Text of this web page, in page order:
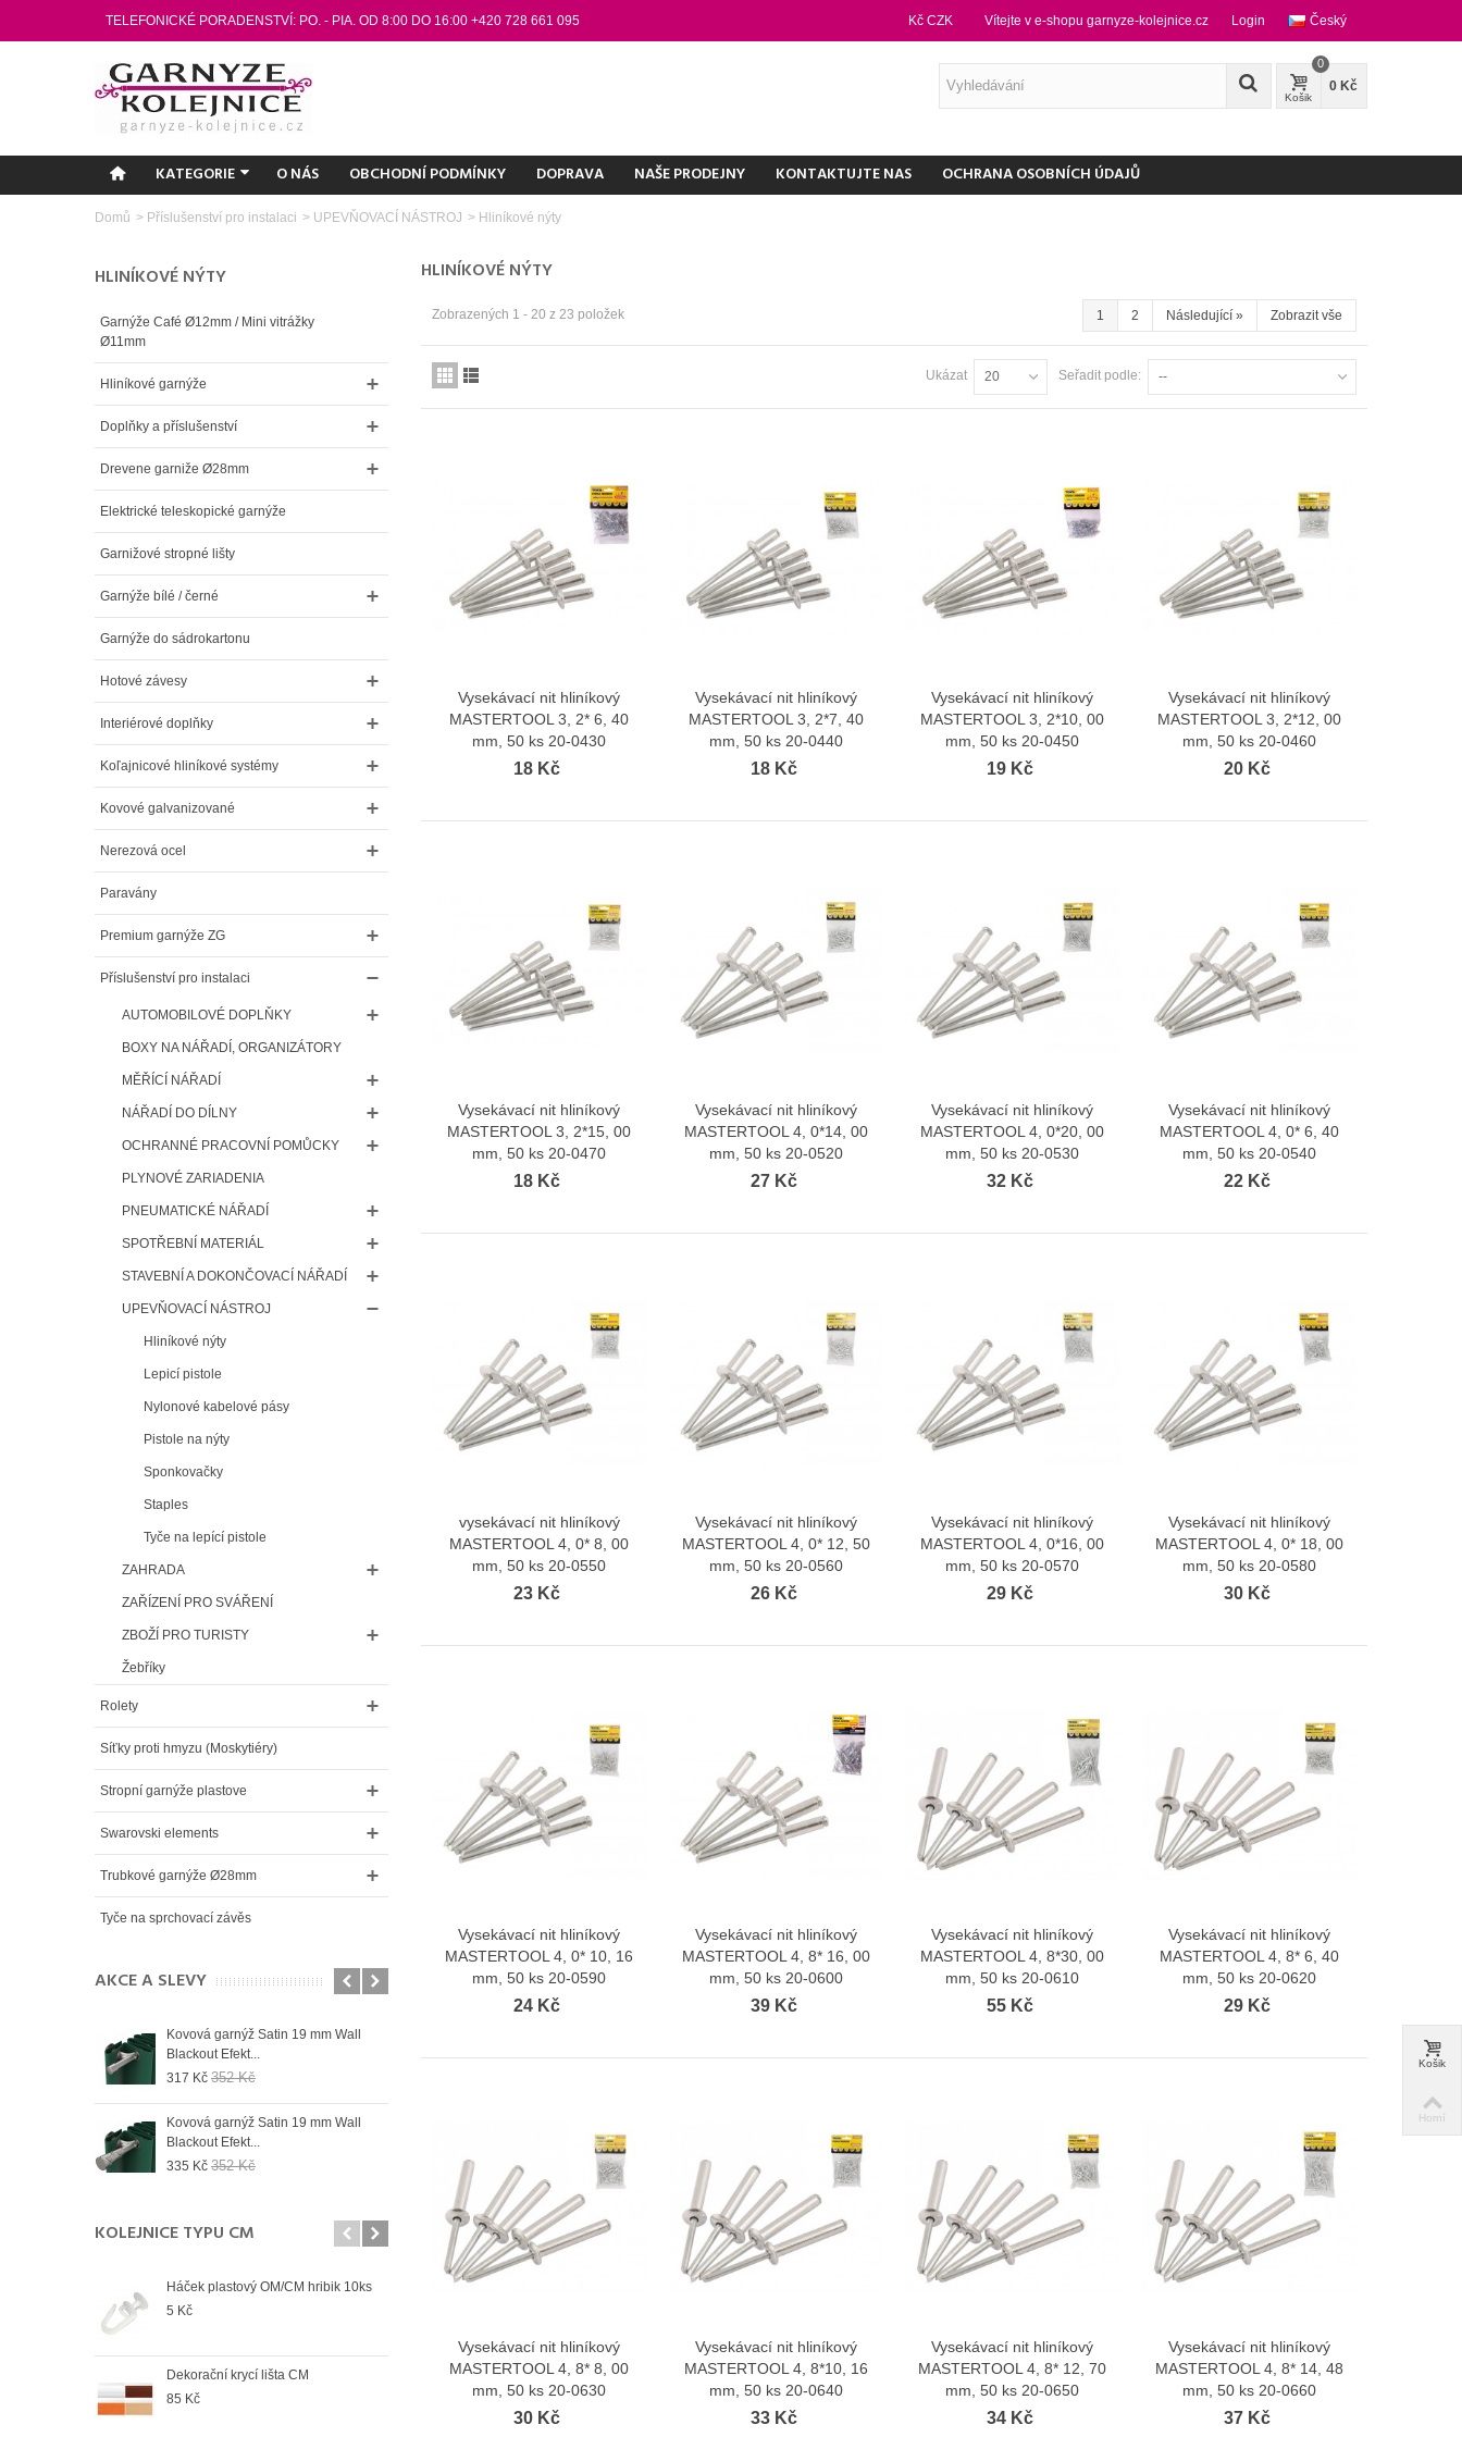
TELEFONICKÉ PORADENSTVÍ: PO. - PIA. OD 8:00 DO 16:00 +420 728 661 095 Český
Vítejte v e-shopu garnyze-kolejnice.cz Login
Kč CZK
Košik
0
0 Kč
KATEGORIE O NÁS OBCHODNÍ PODMÍNKY DOPRAVA NAŠE PRODEJNY KONTAKTUJTE NAS OCHRANA OSOBNÍCH ÚDAJŮ
Domů > Příslušenství pro instalaci > UPEVŇOVACÍ NÁSTROJ > Hliníkové nýty
HLINÍKOVÉ NÝTY
Garnýže Café Ø12mm / Mini vitrážky
Ø11mm
Hliníkové garnýže
Doplňky a příslušenství
Drevene garniže Ø28mm
Elektrické teleskopické garnýže
Garnižové stropné lišty
Garnýže bílé / černé
Garnýže do sádrokartonu
Hotové závesy
Interiérové doplňky
Koľajnicové hliníkové systémy
Kovové galvanizované
Nerezová ocel
Paravány
Premium garnýže ZG
Příslušenství pro instalaci
AUTOMOBILOVÉ DOPLŇKY
BOXY NA NÁŘADÍ, ORGANIZÁTORY
MĚŘÍCÍ NÁŘADÍ
NÁŘADÍ DO DÍLNY
OCHRANNÉ PRACOVNÍ POMŮCKY
PLYNOVÉ ZARIADENIA
PNEUMATICKÉ NÁŘADÍ
SPOTŘEBNÍ MATERIÁL
STAVEBNÍ A DOKONČOVACÍ NÁŘADÍ
UPEVŇOVACÍ NÁSTROJ
Hliníkové nýty
Lepicí pistole
Nylonové kabelové pásy
Pistole na nýty
Sponkovačky
Staples
Tyče na lepící pistole
ZAHRADA
ZAŘÍZENÍ PRO SVÁŘENÍ
ZBOŽÍ PRO TURISTY
Žebříky
Rolety
Síťky proti hmyzu (Moskytiéry)
Stropní garnýže plastove
Swarovski elements
Trubkové garnýže Ø28mm
Tyče na sprchovací závěs
AKCE A SLEVY
Kovová garnýž Satin 19 mm Wall
Blackout Efekt...
317 Kč 352 Kč
Kovová garnýž Satin 19 mm Wall
Blackout Efekt...
335 Kč 352 Kč
Blackout Efekt...
335 Kč
352 Kč
Blackout Efekt...
Blackout Efekt...
335 Kč
352 Kč
Blackout Efekt...
Blackout Efekt...
335 Kč352 Kč
proti hmyzu na...
Roleta plisé extra
KOLEJNICE TYPU CM
Háček plastový OM/CM hribik 10ks
5 Kč
Dekorační krycí lišta CM
85 Kč
Spojka rohová CM trouřadá venkovní
Spojka rohová CM dvouřadá vnitřní
78 Kč
HLINÍKOVÉ NÝTY
1 2 Následující » Zobrazit vše
Zobrazených 1 - 20 z 23 položek
Seřadit podle: --
Ukázat 20
Zobrazit více
Vysekávací nit hliníkový
MASTERTOOL 3, 2* 6, 40
mm, 50 ks 20-0430
18 Kč
Zobrazit více
Vysekávací nit hliníkový
MASTERTOOL 3, 2*7, 40
mm, 50 ks 20-0440
18 Kč
Zobrazit více
Vysekávací nit hliníkový
MASTERTOOL 3, 2*10, 00
mm, 50 ks 20-0450
19 Kč
Zobrazit více
Vysekávací nit hliníkový
MASTERTOOL 3, 2*12, 00
mm, 50 ks 20-0460
20 Kč
Zobrazit více
Vysekávací nit hliníkový
MASTERTOOL 3, 2*15, 00
mm, 50 ks 20-0470
18 Kč
Zobrazit více
Vysekávací nit hliníkový
MASTERTOOL 4, 0*14, 00
mm, 50 ks 20-0520
27 Kč
Zobrazit více
Vysekávací nit hliníkový
MASTERTOOL 4, 0*20, 00
mm, 50 ks 20-0530
32 Kč
Zobrazit více
Vysekávací nit hliníkový
MASTERTOOL 4, 0* 6, 40
mm, 50 ks 20-0540
22 Kč
Zobrazit více
vysekávací nit hliníkový
MASTERTOOL 4, 0* 8, 00
mm, 50 ks 20-0550
23 Kč
Zobrazit více
Vysekávací nit hliníkový
MASTERTOOL 4, 0* 12, 50
mm, 50 ks 20-0560
26 Kč
Zobrazit více
Vysekávací nit hliníkový
MASTERTOOL 4, 0*16, 00
mm, 50 ks 20-0570
29 Kč
Zobrazit více
Vysekávací nit hliníkový
MASTERTOOL 4, 0* 18, 00
mm, 50 ks 20-0580
30 Kč
Zobrazit více
Vysekávací nit hliníkový
MASTERTOOL 4, 0* 10, 16
mm, 50 ks 20-0590
24 Kč
Zobrazit více
Vysekávací nit hliníkový
MASTERTOOL 4, 8* 16, 00
mm, 50 ks 20-0600
39 Kč
Zobrazit více
Vysekávací nit hliníkový
MASTERTOOL 4, 8*30, 00
mm, 50 ks 20-0610
55 Kč
Zobrazit více
Vysekávací nit hliníkový
MASTERTOOL 4, 8* 6, 40
mm, 50 ks 20-0620
29 Kč
Zobrazit více
Vysekávací nit hliníkový
MASTERTOOL 4, 8* 8, 00
mm, 50 ks 20-0630
30 Kč
Zobrazit více
Vysekávací nit hliníkový
MASTERTOOL 4, 8*10, 16
mm, 50 ks 20-0640
33 Kč
Zobrazit více
Vysekávací nit hliníkový
MASTERTOOL 4, 8* 12, 70
mm, 50 ks 20-0650
34 Kč
Zobrazit více
Vysekávací nit hliníkový
MASTERTOOL 4, 8* 14, 48
mm, 50 ks 20-0660
37 Kč
Košik
Horní